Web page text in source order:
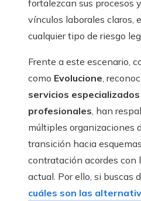
fortalezcan sus procesos
vínculos laborales claros,
cualquier tipo de riesgo
Frente a este escenario,
como Evolucione,
servicios
profesionales, han
múltiples organizaciones
transición hacia
contratación acordes con
actual. Por ello, si buscas
cuáles son las